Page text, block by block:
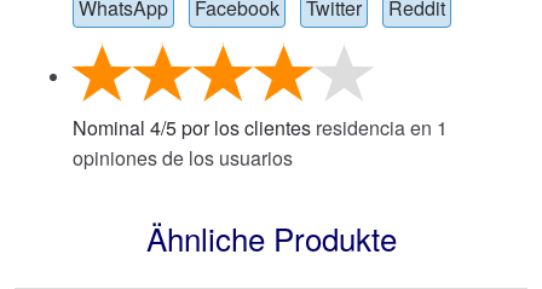
WhatsApp Facebook Twitter Reddit
Nominal 4/5por los clientes residencia en 1
opiniones de los usuarios
Ähnliche Produkte